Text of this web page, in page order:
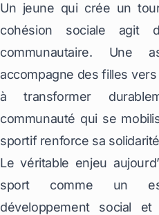
Un jeune qui crée un
cohésion sociale agit
communautaire. Une
accompagne des filles
à transformer
communauté qui se
sportif renforce sa
Le véritable enjeu
sport comme un
développement social